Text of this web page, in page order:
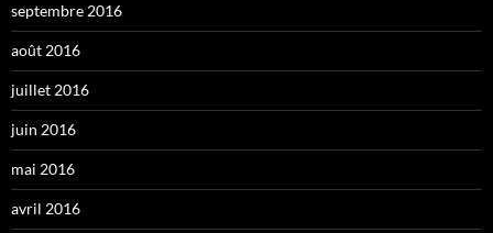
septembre 2016
août 2016
juillet 2016
juin 2016
mai 2016
avril 2016